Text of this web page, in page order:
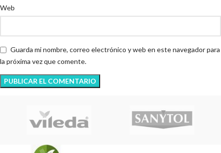
Web
Guarda mi nombre, correo electrónico y web en este navegador para
la próxima vez que comente.